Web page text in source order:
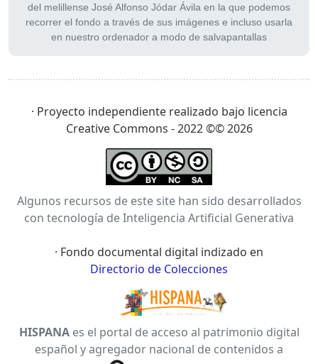
del melillense José Alfonso Jódar Ávila en la que podemos
recorrer el fondo a través de sus imágenes e incluso usarla
en nuestro ordenador a modo de salvapantallas
· Proyecto independiente realizado bajo licencia
Creative Commons - 2022 ©© 2026
Algunos recursos de este site han sido desarrollados
con tecnología de Inteligencia Artificial Generativa
· Fondo documental digital indizado en
Directorio de Colecciones
HISPANAes el portal de acceso al patrimonio digital
español y agregador nacional de contenidos a